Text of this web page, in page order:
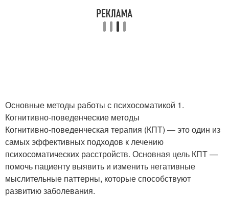
Основные методы работы с психосоматикой 1.
Когнитивно-поведенческие методы
Когнитивно-поведенческая терапия (КПТ) — это один из
самых эффективных подходов к лечению
психосоматических расстройств. Основная цель КПТ —
помочь пациенту выявить и изменить негативные
мыслительные паттерны, которые способствуют
развитию заболевания.